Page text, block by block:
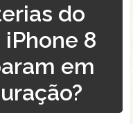
do
8
em